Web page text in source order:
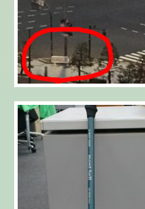
2018年12月31日
大晦日